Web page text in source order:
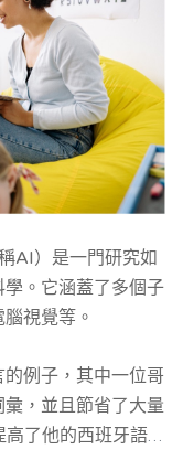
AI）是一門研究如
。它涵蓋了多個子
視覺等。
例子，其中一位哥
，並且節省了大量
了他的西班牙語語